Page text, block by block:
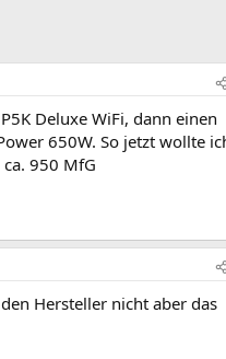
Deluxe WiFi, dann einen
650W. So jetzt wollte
950 MfG
Hersteller nicht aber das